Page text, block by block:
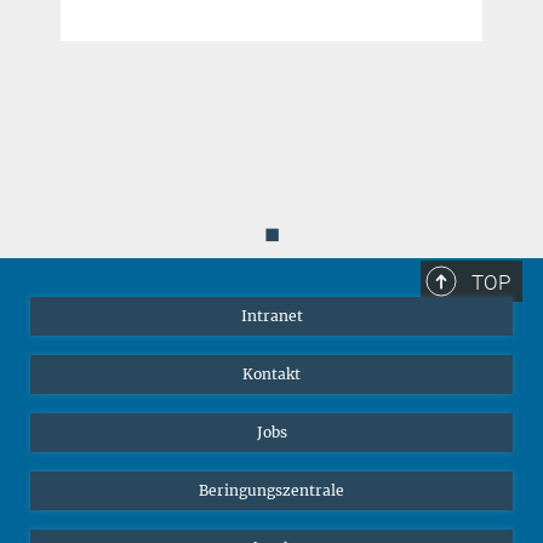
Personal website
Dr. Susan Perry
Evolutionary Anthropologist UCLA
Personal website
Dr. Nicolas Zwyns
◼
TOP
Intranet
Kontakt
Jobs
Beringungszentrale